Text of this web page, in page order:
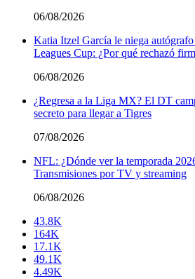
06/08/2026
Katia Itzel García le niega autógrafo
Leagues Cup: ¿Por qué rechazó
06/08/2026
¿Regresa a la Liga MX? El DT
secreto para llegar a Tigres
07/08/2026
NFL: ¿Dónde ver la temporada
Transmisiones por TV y streaming
06/08/2026
43.8K
164K
17.1K
49.1K
4.49K